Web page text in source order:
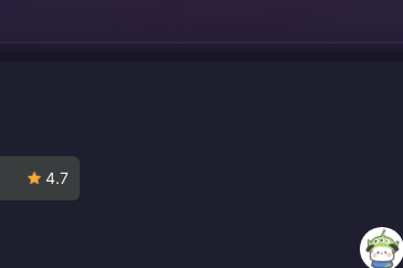
4.7